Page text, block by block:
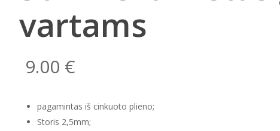
vartams
9.00 €
pagamintas iš cinkuoto plieno;
Storis 2,5mm;